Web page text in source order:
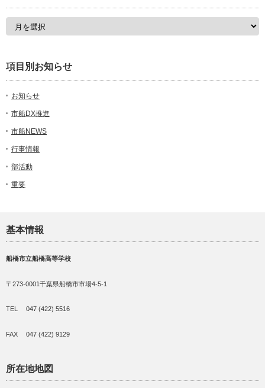
項目別お知らせ
お知らせ
市船DX推進
市船NEWS
行事情報
部活動
重要
基本情報
船橋市立船橋高等学校
〒273-0001千葉県船橋市市場4-5-1
TEL 047 (422) 5516
FAX 047 (422) 9129
所在地地図